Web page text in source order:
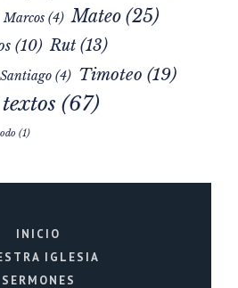
Marcos (4) Mateo (25)
(10) Rut(13)
Santiago (4) Timoteo (19)
(67)
(1)
INICIO
IGLESIA
SERMONES